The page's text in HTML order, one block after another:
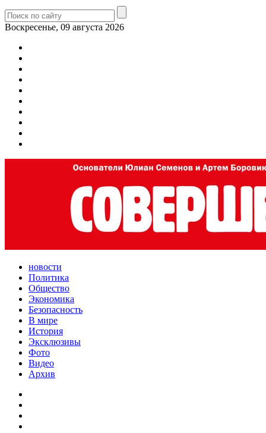
Воскресенье, 09 августа 2026
новости
Политика
Общество
Экономика
Безопасность
В мире
История
Эксклюзивы
Фото
Видео
Архив